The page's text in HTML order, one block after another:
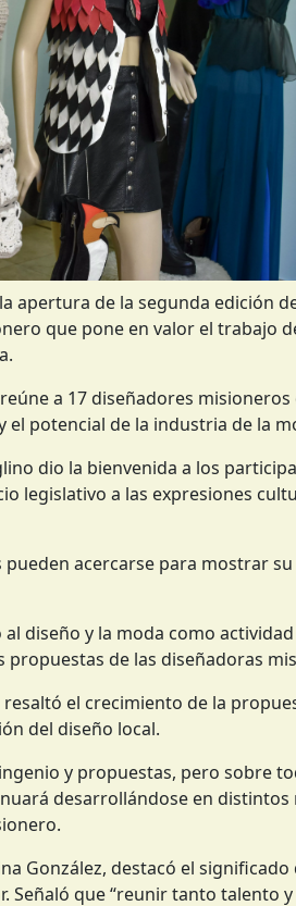
apertura de la segunda edición
que pone en valor el trabajo
a 17 diseñadores
potencial de la industria de la
dio la bienvenida a los
legislativo a las expresiones
acercarse para mostrar
diseño y la moda como
de las diseñadoras
el crecimiento de la
del diseño local.
y propuestas, pero sobre
desarrollándose en
González, destacó el
que “reunir tanto talento